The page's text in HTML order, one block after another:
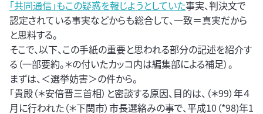
「共同通信」もこの疑惑を報じようとしていた事実、判決文で
認定されている事実などからも総合して、一致＝真実だから
と思料する。
そこで、以下、この手紙の重要と思われる部分の記述を紹介す
る（一部要約。＊の付いたカッコ内は編集部による補足）。
まずは、＜選挙妨害＞の件から。
「貴殿（＊安倍晋三首相）と密談する原因、目的は、（＊99）年４
月に行われた（＊下関市）市長選絡みの事で、平成10（*98)年1